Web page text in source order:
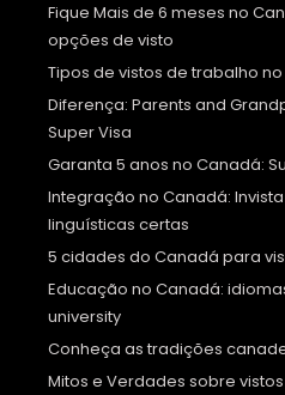
Fique Mais de 6 meses no
opções de visto
Tipos de vistos de trabalho
Diferença: Parents and
Super Visa
Garanta 5 anos no Canadá:
Integração no Canadá:
linguísticas certas
5 cidades do Canadá para
Educação no Canadá:
university
Conheça as tradições
Mitos e Verdades sobre